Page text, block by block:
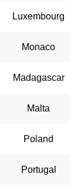
Luxembourg
Monaco
Madagascar
Malta
Poland
Portugal